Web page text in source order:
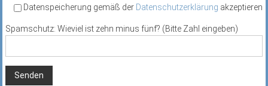
Datenspeicherung gemäß der Datenschutzerklärung akzeptieren
Spamschutz: Wieviel ist zehn minus fünf? (Bitte Zahl eingeben)